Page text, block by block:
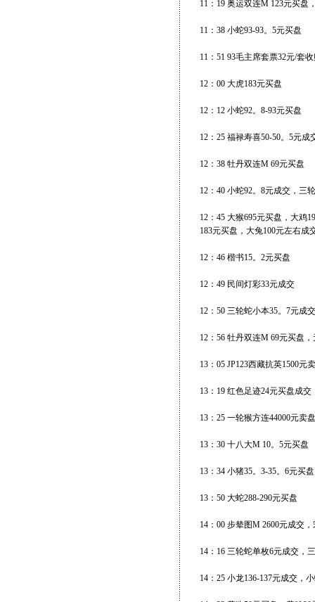
11：19 奥运双连M 123元买盘
11：38 小蛇93-93。5元买盘
11：51 93毛主席套票32元/套
12：00 大虎183元买盘
12：12 小蛇92。8-93元买盘
12：25 福禄寿喜50-50。5元
12：38 牡丹双连M 69元买盘
12：40 小蛇92。8元成交，三
12：45 大猴695元买盘，大鸡
183元买盘，大兔100元左右成
12：46 楷书15。2元买盘
12：49 民间灯彩33元成交
12：50 三轮蛇小本35。7元成
12：56 牡丹双连M 69元买盘
13：05 JP123西藏抗英1500元
13：19 红色足迹24元买盘成
13：25 一轮猴方连44000元卖
13：30 十八大M 10。5元买盘
13：34 小猪35。3-35。6元买
13：50 大蛇288-290元买盘
14：00 步辇图M 2600元成交
14：16 三轮蛇单枚6元成交，
14：25 小龙136-137元成交，